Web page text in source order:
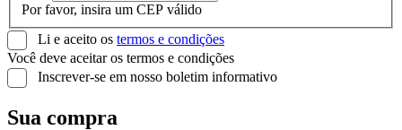
Por favor, insira um CEP válido
Li e aceito os termos e condições
Você deve aceitar os termos e condições
Inscrever-se em nosso boletim informativo
Sua compra